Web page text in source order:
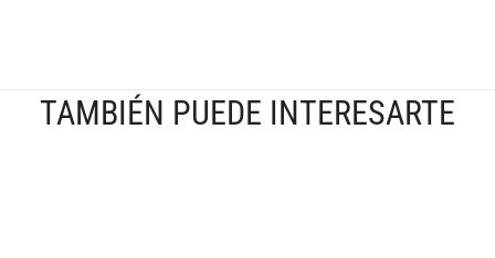
TAMBIÉN PUEDE INTERESARTE